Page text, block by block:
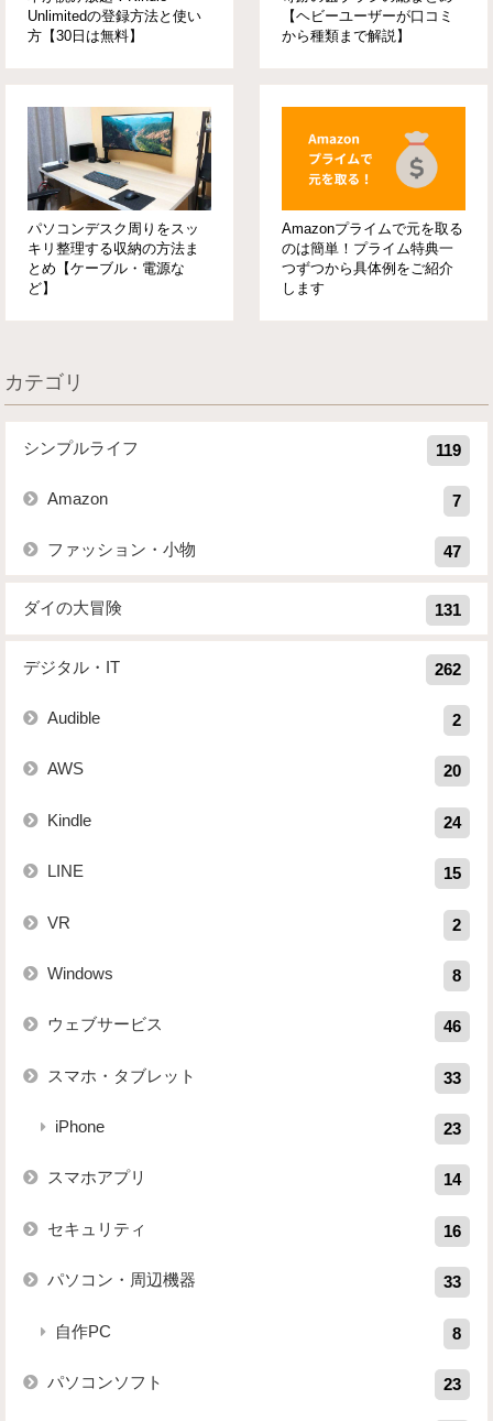
Unlimitedの登録方法と使い
方【30日は無料】
【ヘビーユーザーが口コミ
から種類まで解説】
パソコンデスク周りをスッ
キリ整理する収納の方法ま
とめ【ケーブル・電源な
ど】
Amazonプライムで元を取る
のは簡単！プライム特典一
つずつから具体例をご紹介
します
カテゴリ
シンプルライフ 119
Amazon 7
ファッション・小物 47
ダイの大冒険 131
デジタル・IT 262
Audible 2
AWS 20
Kindle 24
LINE 15
VR 2
Windows 8
ウェブサービス 46
スマホ・タブレット 33
iPhone 23
スマホアプリ 14
セキュリティ 16
パソコン・周辺機器 33
自作PC 8
パソコンソフト 23